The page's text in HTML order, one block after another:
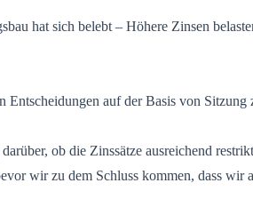
hat sich belebt – Höhere Zinsen
Entscheidungen auf der Basis von Sitzung
ob die Zinssätze ausreichend
wir zu dem Schluss kommen, dass wir